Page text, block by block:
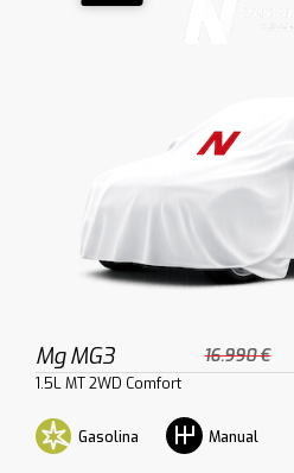
Mg MG3 16.990 €
1.5L MT 2WD Comfort
Gasolina Manual